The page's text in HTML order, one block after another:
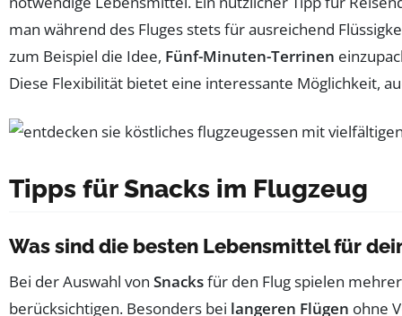
man während des Fluges stets für ausreichend
zum Beispiel die Idee, Fünf-Minuten-Terrinen
Diese Flexibilität bietet eine interessante Möglichkeit,
Tipps für Snacks im Flugzeug
Was sind die besten Lebensmittel für
Bei der Auswahl von Snacksfür den Flug spielen
berücksichtigen. Besonders bei langeren Flügen ohne